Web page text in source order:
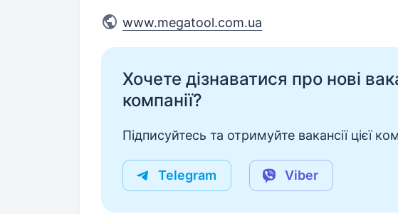
www.megatool.com.ua
Хочете дізнаватися про нові
компанії?
Підписуйтесь та отримуйте вакансії цієї
Telegram Viber